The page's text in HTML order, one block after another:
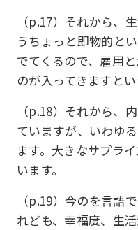
（p.17）それから、
うちょっと即物的と
でてくるので、雇用
のが入ってきますと
（p.18）それから、
ていますが、いわゆ
ます。大きなサプラ
います。
（p.19）今のを言語
れども、幸福度、生